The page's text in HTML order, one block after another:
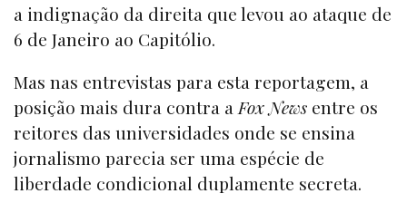
a indignação da direita que levou ao ataque de
6 de Janeiro ao Capitólio.
Mas nas entrevistas para esta reportagem, a
posição mais dura contra a Fox News entre os
reitores das universidades onde se ensina
jornalismo parecia ser uma espécie de
liberdade condicional duplamente secreta.